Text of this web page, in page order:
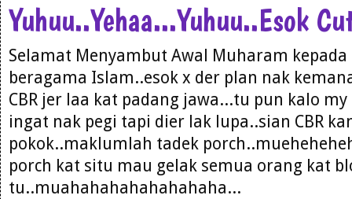
Yuhuu..Yehaa...Yuhuu..Esok
Selamat Menyambut Awal Muharam kepada
beragama Islam..esok x der plan nak
CBR jer laa kat padang jawa...tu pun kalo
ingat nak pegi tapi dier lak lupa..sian CBR
pokok..maklumlah tadek
porch kat situ mau gelak semua orang kat
tu..muahahahahahahahaha...